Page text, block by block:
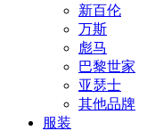
新百伦
万斯
彪马
巴黎世家
亚瑟士
其他品牌
服装